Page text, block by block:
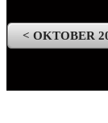
< OKTOBER